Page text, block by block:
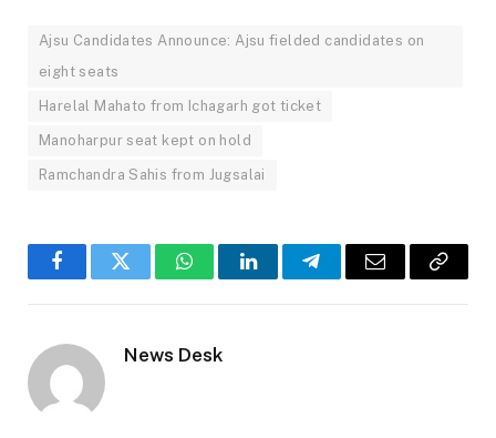
Ajsu Candidates Announce: Ajsu fielded candidates on
eight seats
Harelal Mahato from Ichagarh got ticket
Manoharpur seat kept on hold
Ramchandra Sahis from Jugsalai
FacebookTwitter WhatsAppLinkedInTelegramEmail
Copy
News Desk